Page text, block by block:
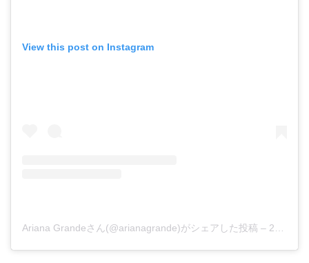
View this post on Instagram
Ariana Grandeさん(@arianagrande)がシェアした投稿 – 2018年 6月月9日午前10時32分PDT